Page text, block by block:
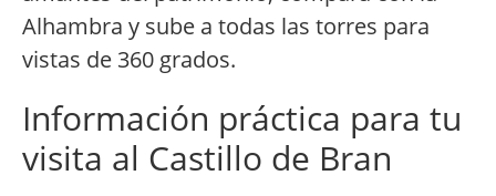
Alhambra y sube a todas las torres para
vistas de 360 grados.
Información práctica para tu
visita al Castillo de Bran